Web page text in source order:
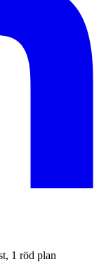
1 röd plan